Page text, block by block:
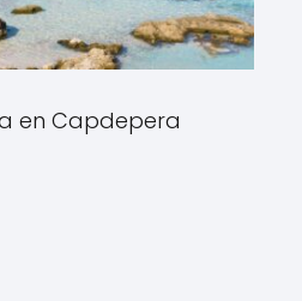
en Capdepera